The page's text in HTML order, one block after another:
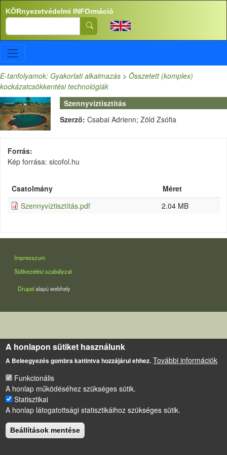
Ugrás a tartalomra
KÖRnyezetvédelmi INFOrmáció
Search
E-tanfolyamok: Gyakorlati alkalmazás > Összetett (komplex)
kockázatcsökkentési technológiák
Szennyvíztisztítás
Szerző: Csabai Adrienn; Zöld Zsófia
Forrás
Kép forrása: sicofol.hu
Csatolmány
Méret
Szennyvíztisztítás.pdf
2.04 MB
LÁBLÉC
Impresszum
Sütikezelési szabályzat
Drupalalapú webhely
A honlapon sütiket használunk
A Beleegyezés gombra kattintva hozzájárul ehhez. További információk
Funkcionális
A honlap működéséhez szükséges sütik.
Statisztikai
A honlap látogatottsági statisztikáihoz szükséges sütik.
Beállítások mentése